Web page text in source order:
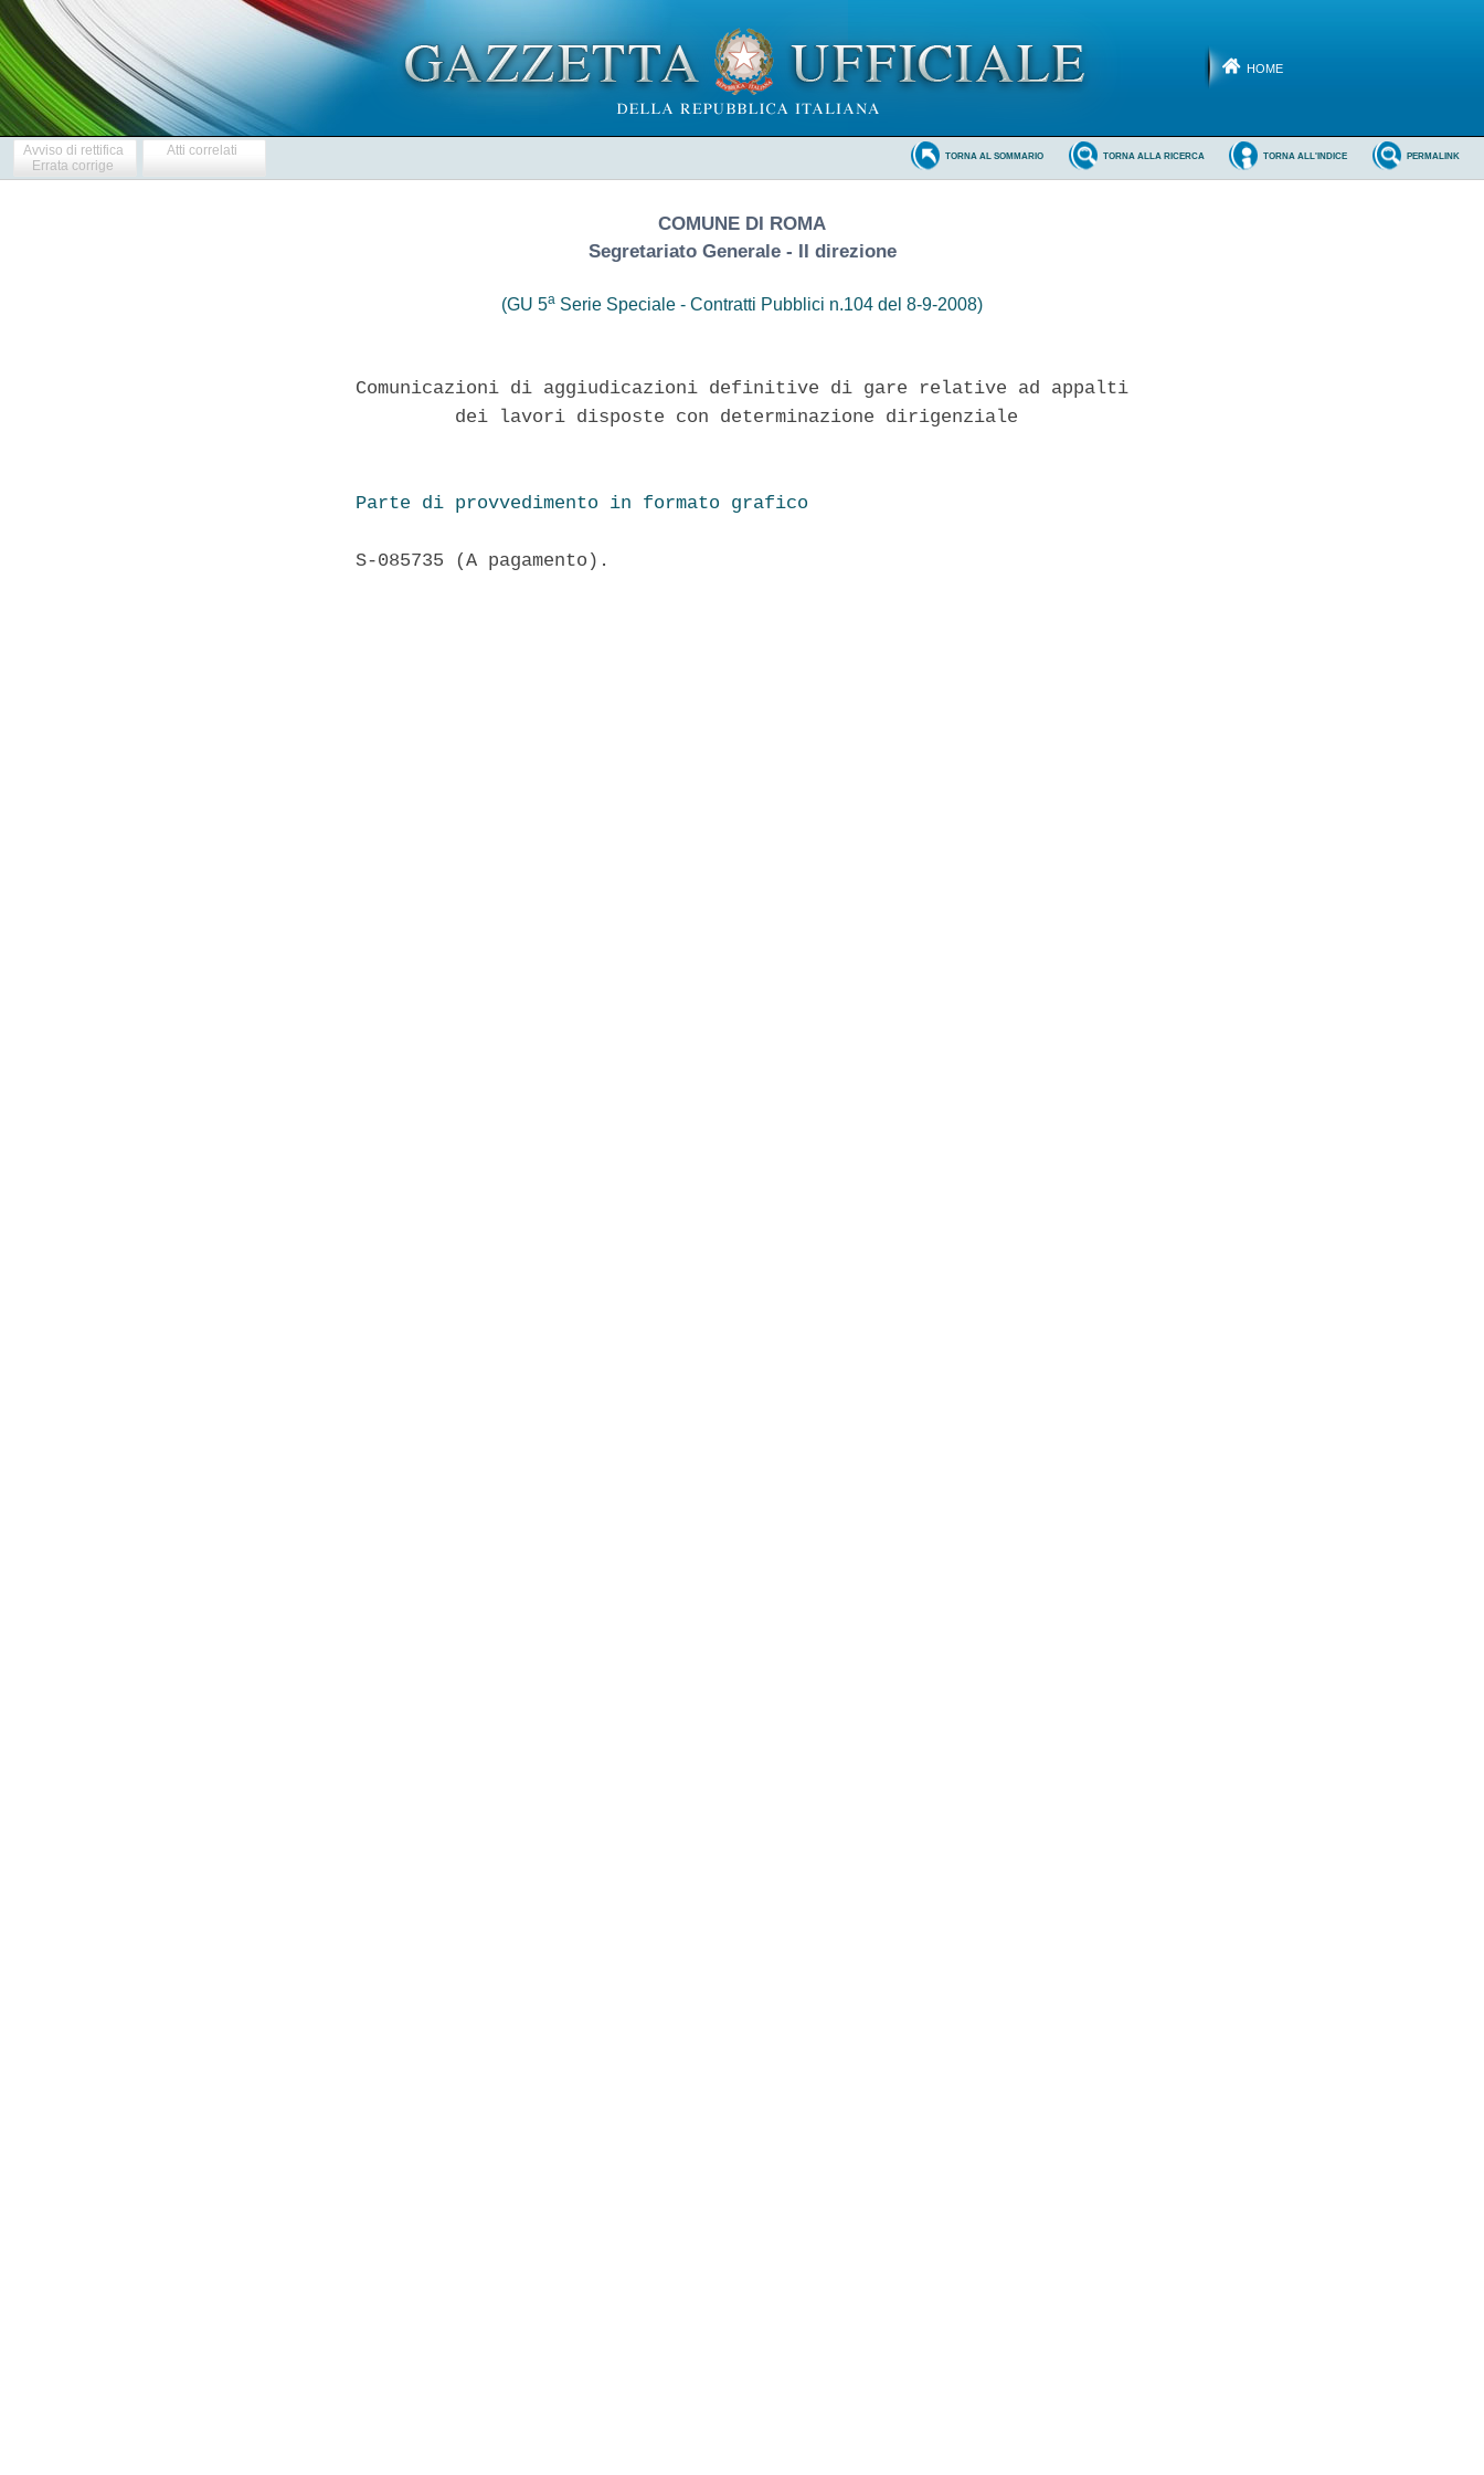
HOME
Avviso di rettifica
Errata corrige
Atti correlati PERMALINK
TORNA ALL'INDICE
TORNA ALLA RICERCA
TORNA AL SOMMARIO
COMUNE DI ROMA
Segretariato Generale - II direzione
(GU 5a Serie Speciale - Contratti Pubblici n.104 del 8-9-2008)
Comunicazioni di aggiudicazioni definitive di gare relative ad appalti
         dei lavori disposte con determinazione dirigenziale
Parte di provvedimento in formato grafico